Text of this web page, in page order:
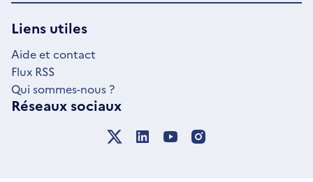
UNE
Liens utiles
Aide et contact
Flux RSS
Qui sommes-nous ?
Réseaux sociaux